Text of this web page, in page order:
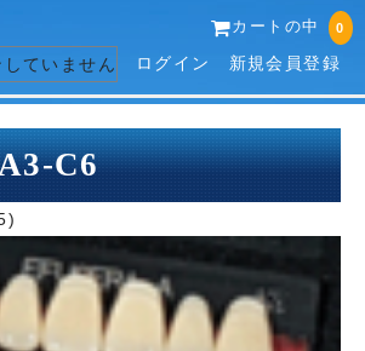
カートの中 0
していません ログイン 新規会員登録
C6